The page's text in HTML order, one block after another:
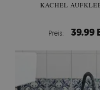
KACHEL
Preis: 39.99